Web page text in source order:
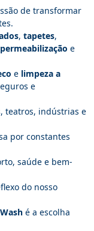
de transformar
, tapetes,
e
e limpeza a
e
teatros, indústrias e
por constantes
saúde e bem-
do nosso
é a escolha